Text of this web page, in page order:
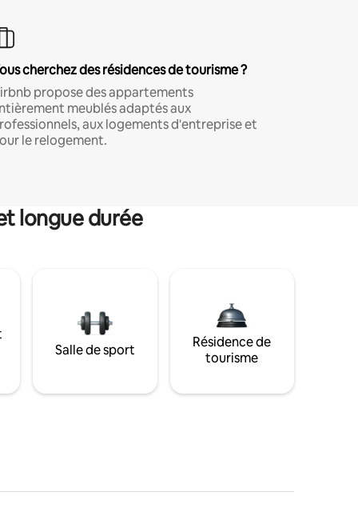
cherchez des résidences de tourisme ?
propose des appartements
meublés adaptés aux
aux logements d'entreprise et
le relogement.
longue durée
Salle de sport
Résidence de
tourisme